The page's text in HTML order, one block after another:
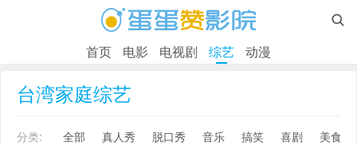

首页 电影 电视剧 综艺 动漫
台湾家庭综艺
分类: 全部 真人秀 脱口秀 音乐 搞笑 喜剧
美食